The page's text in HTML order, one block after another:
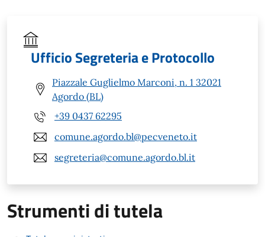
Ufficio Segreteria e Protocollo
Piazzale Guglielmo Marconi, n. 1 32021
Agordo (BL)
+39 0437 62295
comune.agordo.bl@pecveneto.it
segreteria@comune.agordo.bl.it
Strumenti di tutela